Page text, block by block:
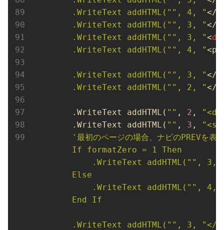
        .WriteText addHTML("", 4, "
</
        .WriteText addHTML("", 3, "
</
        .WriteText addHTML("", 3, "
<
        .WriteText addHTML("", 4, "
<p>
        .WriteText addHTML("", 3, "
</
        .WriteText addHTML("", 2, "
</
        .WriteText addHTML(
"" , 2 ,
        .WriteText addHTML(
"" , 3 ,
'最初のページの場合、ナビのPREVを表
        If formatZero = 1 Then
.WriteText addHTML("", 3,
        Else
.WriteText addHTML("", 4,
        End If
.WriteText addHTML("", 3, "</